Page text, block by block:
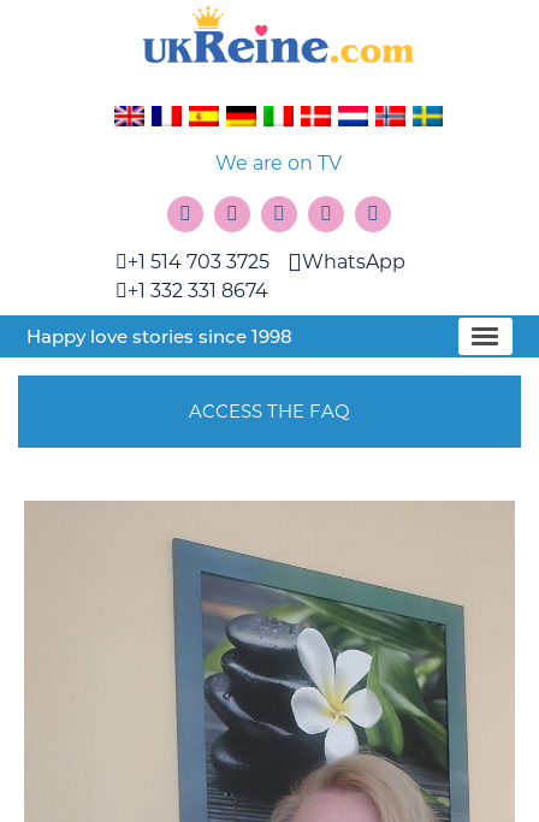
We are on TV
+1 514 703 3725
+1 332 331 8674
WhatsApp
Happy love stories since 1998
ACCESS THE FAQ